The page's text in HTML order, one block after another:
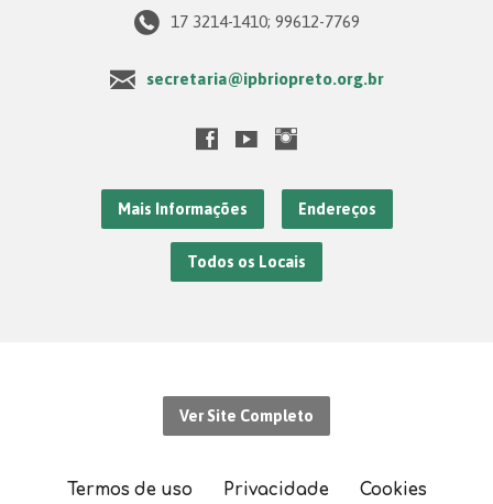
17 3214-1410; 99612-7769
secretaria@ipbriopreto.org.br
Mais Informações Endereços
Todos os Locais
Ver Site Completo
Termos de uso Privacidade Cookies